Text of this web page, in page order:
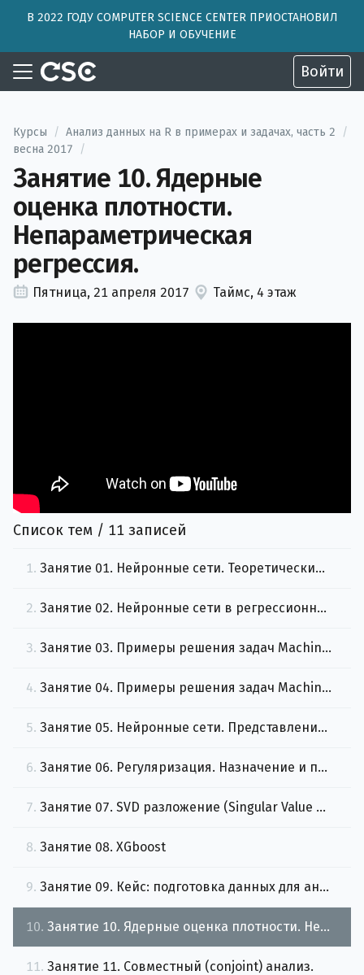
В 2022 ГОДУ COMPUTER SCIENCE CENTER ПРИОСТАНОВИЛ
НАБОР И ОБУЧЕНИЕ
Войти
Курсы / Анализ данных на R в примерах и задачах, часть 2
/
весна 2017
/
Занятие 10. Ядерные
оценка плотности.
Непараметрическая
регрессия.
Пятница, 21 апреля 2017 Таймс, 4 этаж
Список тем / 11 записей
1. Занятие 01. Нейронные сети. Теоретические результаты
2. Занятие 02. Нейронные сети в регрессионных задачах.
3. Занятие 03. Примеры решения задач Machine Learning с помощью нейронных сетей. Часть 1
4. Занятие 04. Примеры решения задач Machine Learning с помощью нейронных сетей. Часть 2
5. Занятие 05. Нейронные сети. Представление о DeepLearning
6. Занятие 06. Регуляризация. Назначение и примеры использования
7. Занятие 07. SVD разложение (Singular Value Decomposition)
8. Занятие 08. XGboost
9. Занятие 09. Кейс: подготовка данных для анализа.
10. Занятие 10. Ядерные оценка плотности. Непараметрическая регрессия.
11. Занятие 11. Совместный (conjoint) анализ.